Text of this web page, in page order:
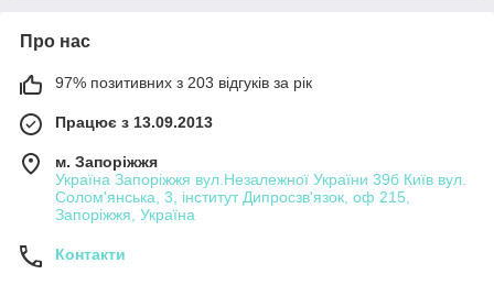
Про нас
97% позитивних з 203 відгуків за рік
Працює з 13.09.2013
м. Запоріжжя
Україна Запоріжжя вул.Незалежної України 39б Київ вул.
Солом'янська, 3, інститут Дипросзв'язок, оф 215,
Запоріжжя, Україна
Контакти